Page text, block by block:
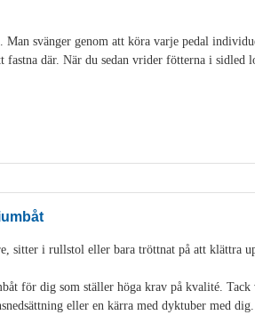
svänger genom att köra varje pedal
där. När du sedan vrider fötterna i sidled
sitter i rullstol eller bara tröttnat på att klättra
för dig som ställer höga krav på kvalité.
eller en kärra med dyktuber med